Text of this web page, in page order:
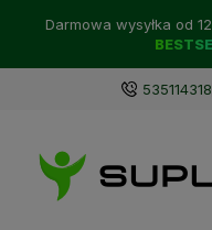
Darmowa wysyłka od
535114318